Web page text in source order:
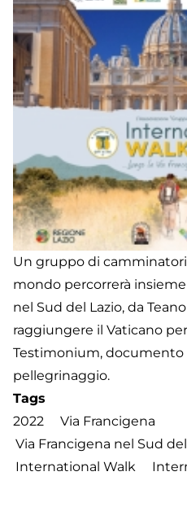
Un gruppo di
mondo percorrerà
nel Sud del Lazio, da
raggiungere il Vaticano
Testimonium,
pellegrinaggio.
Tags
2022
Via Francigena
Via Francigena nel Sud
International Walk